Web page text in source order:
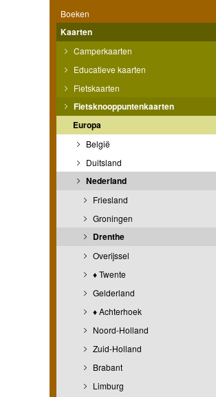
Boeken
Kaarten
Camperkaarten
Educatieve kaarten
Fietskaarten
Fietsknooppuntenkaarten
Europa
België
Duitsland
Nederland
Friesland
Groningen
Drenthe
Overijssel
♦ Twente
Gelderland
♦ Achterhoek
Noord-Holland
Zuid-Holland
Brabant
Limburg